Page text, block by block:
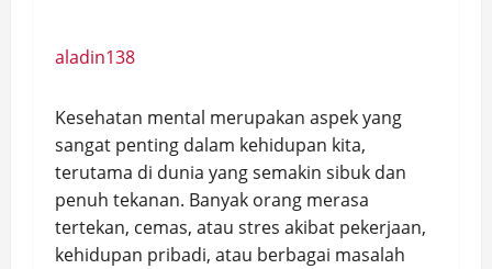
aladin138
Kesehatan mental merupakan aspek yang
sangat penting dalam kehidupan kita,
terutama di dunia yang semakin sibuk dan
penuh tekanan. Banyak orang merasa
tertekan, cemas, atau stres akibat pekerjaan,
kehidupan pribadi, atau berbagai masalah